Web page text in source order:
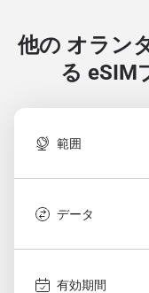
他の オラン
る eSIM
範囲
データ
有効期間